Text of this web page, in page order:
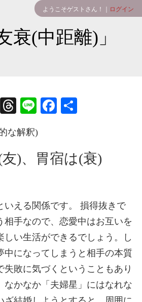
ようこそゲストさん！｜ ログイン
衰(中距離)」
X
T
ea
ds
Li
Fa
ok
な解釈)
)、胃宿は(衰)
いえる関係です。 損得抜きで
相手なので、恋愛中はお互いを
しい生活ができるでしょう。し
中になってしまうと相手の本質
失敗に気づくということもあり
なかなか「夫婦星」にはなれな